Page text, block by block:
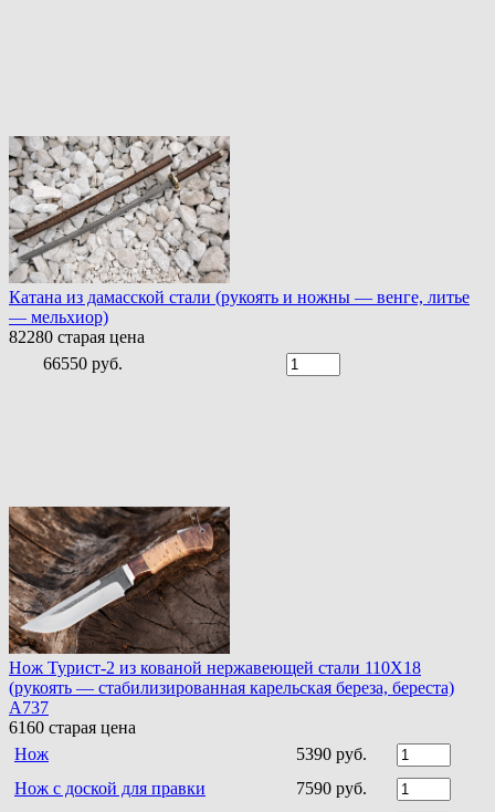
Катана из дамасской стали (рукоять и ножны — венге, литье
— мельхиор)
82280 старая цена
66550 руб.
Нож Турист-2 из кованой нержавеющей стали 110Х18
(рукоять — стабилизированная карельская береза, береста)
A737
6160 старая цена
Нож
5390 руб.
Нож с доской для правки
7590 руб.